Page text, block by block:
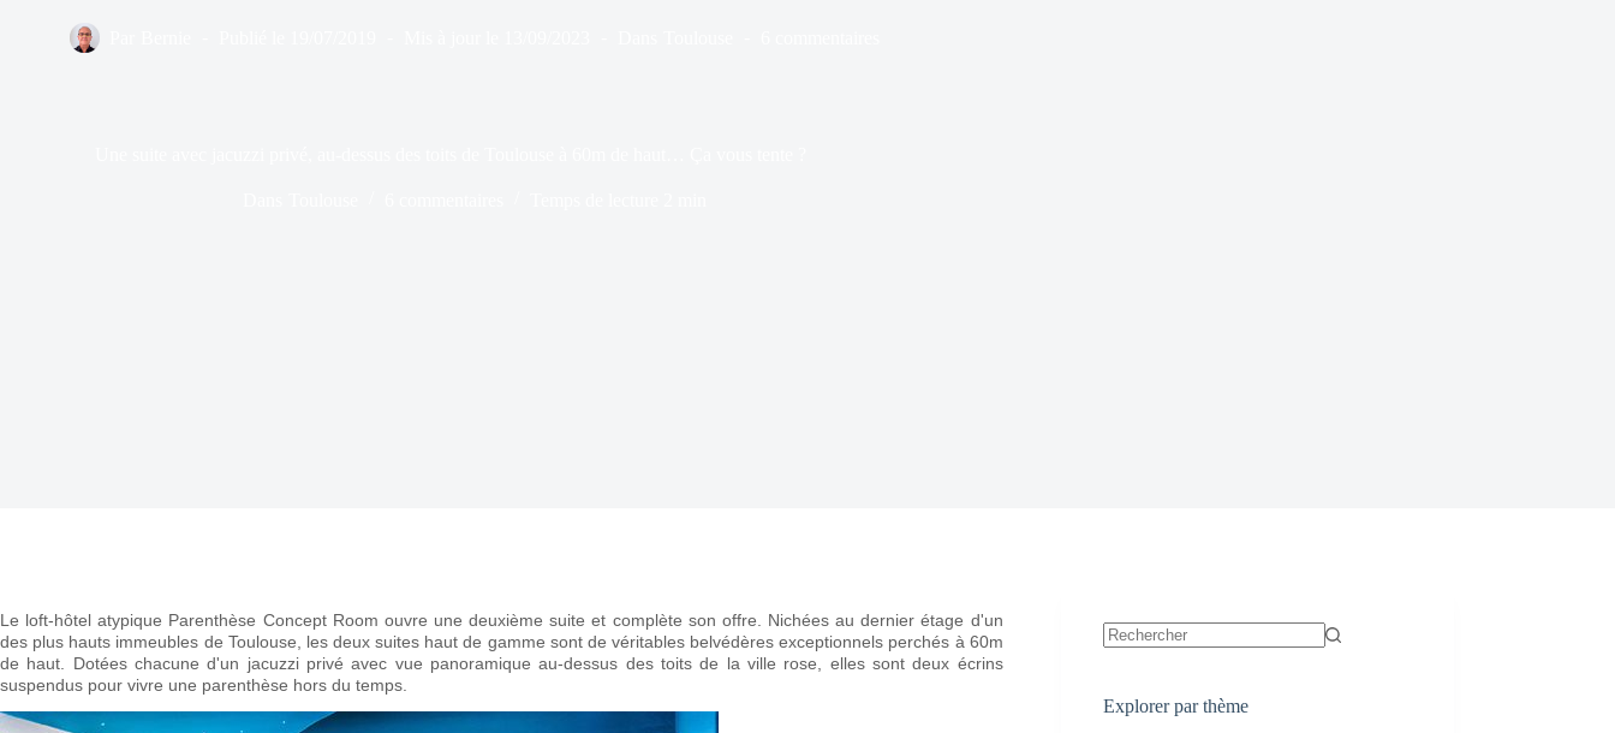
Le loft-hôtel atypique Parenthèse Concept Room ouvre une deuxième suite et complète son offre. Nichées au dernier étage d'un
des plus hauts immeubles de Toulouse, les deux suites haut de gamme sont de véritables belvédères exceptionnels perchés à 60m
de haut. Dotées chacune d'un jacuzzi privé avec vue panoramique au-dessus des toits de la ville rose, elles sont deux écrins
suspendus pour vivre une parenthèse hors du temps.
Explorer par thème